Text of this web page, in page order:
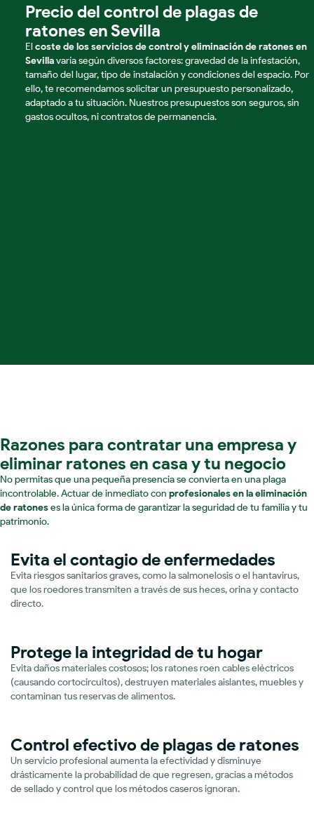
Precio del control de plagas de
ratones en Sevilla
El coste de los servicios de control y eliminación de ratones en
Sevillavaría según diversos factores: gravedad de la infestación,
tamaño del lugar, tipo de instalación y condiciones del espacio. Por
ello, te recomendamos solicitar un presupuesto personalizado,
adaptado a tu situación. Nuestros presupuestos son seguros, sin
gastos ocultos, ni contratos de permanencia.
Razones para contratar una empresa y
eliminar ratones en casa y tu negocio
No permitas que una pequeña presencia se convierta en una plaga
incontrolable. Actuar de inmediato con profesionales en la eliminación
de ratoneses la única forma de garantizar la seguridad de tu familia y tu
patrimonio.
Evita el contagio de enfermedades
Evita riesgos sanitarios graves, como la salmonelosis o el hantavirus,
que los roedores transmiten a través de sus heces, orina y contacto
directo.
Protege la integridad de tu hogar
Evita daños materiales costosos; los ratones roen cables eléctricos
(causando cortocircuitos), destruyen materiales aislantes, muebles y
contaminan tus reservas de alimentos.
Control efectivo de plagas de ratones
Un servicio profesional aumenta la efectividad y disminuye
drásticamente la probabilidad de que regresen, gracias a métodos
de sellado y control que los métodos caseros ignoran.